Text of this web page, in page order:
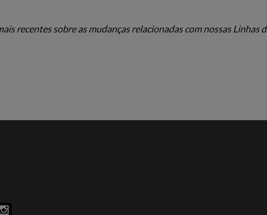
recentes sobre as mudanças relacionadas com nossas Linhas